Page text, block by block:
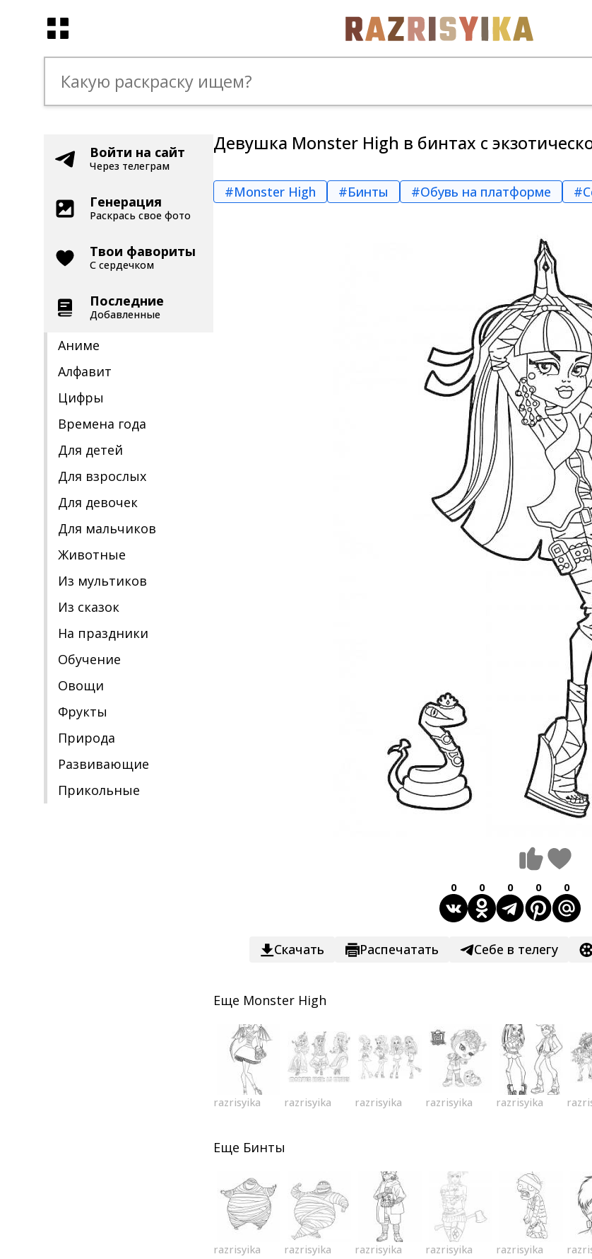
Войти на сайт
Через телеграм
Генерация
Раскрась свое фото
Твои фавориты
С сердечком
Последние
Добавленные
Аниме
Алфавит
Цифры
Времена года
Для детей
Для взрослых
Для девочек
Для мальчиков
Животные
Из мультиков
Из сказок
На праздники
Обучение
Овощи
Фрукты
Природа
Развивающие
Прикольные
Девушка Monster High в бинтах с
#Monster High #Бинты #Обувь на платформе
0 0 0 0 0
Скачать Распечатать Себе в телегу
Еще Monster High
razrisyika razrisyika razrisyika razrisyika razrisyika
Еще Бинты
razrisyika razrisyika razrisyika razrisyika razrisyika